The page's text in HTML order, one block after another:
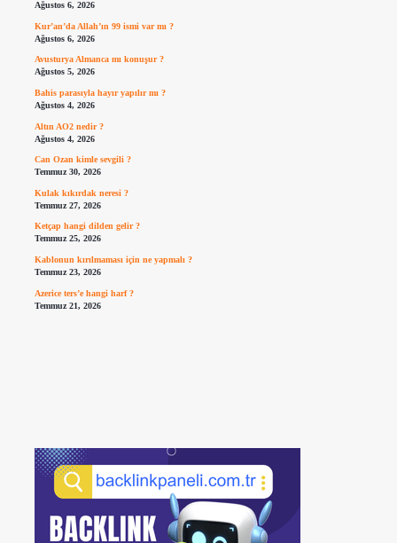
Ağustos 6, 2026
Kur’an’da Allah’ın 99 ismi var mı ?
Ağustos 6, 2026
Avusturya Almanca mı konuşur ?
Ağustos 5, 2026
Bahis parasıyla hayır yapılır mı ?
Ağustos 4, 2026
Altın AO2 nedir ?
Ağustos 4, 2026
Can Ozan kimle sevgili ?
Temmuz 30, 2026
Kulak kıkırdak neresi ?
Temmuz 27, 2026
Ketçap hangi dilden gelir ?
Temmuz 25, 2026
Kablonun kırılmaması için ne yapmalı ?
Temmuz 23, 2026
Azerice ters’e hangi harf ?
Temmuz 21, 2026